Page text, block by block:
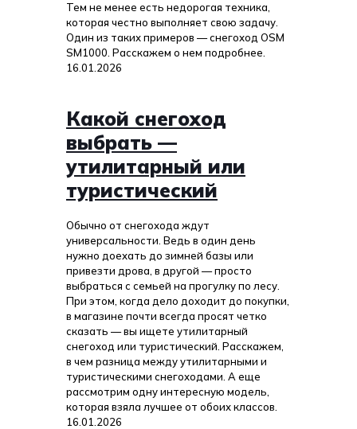
Тем не менее есть недорогая техника,
которая честно выполняет свою задачу.
Один из таких примеров — снегоход OSM
SM1000. Расскажем о нем подробнее.
16.01.2026
Какой снегоход
выбрать —
утилитарный или
туристический
Обычно от снегохода ждут
универсальности. Ведь в один день
нужно доехать до зимней базы или
привезти дрова, в другой — просто
выбраться с семьей на прогулку по лесу.
При этом, когда дело доходит до покупки,
в магазине почти всегда просят четко
сказать — вы ищете утилитарный
снегоход или туристический. Расскажем,
в чем разница между утилитарными и
туристическими снегоходами. А еще
рассмотрим одну интересную модель,
которая взяла лучшее от обоих классов.
16.01.2026